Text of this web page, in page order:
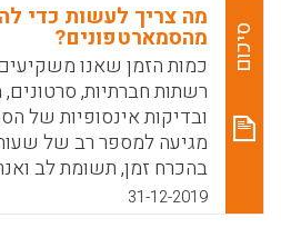
WhatsApp
X סיכום
מה צריך לעשות כדי
מהסמארטפונים?
כמות הזמן שאנו
רשתות חברתיות,
ובדיקות אינסופיות של
מגיעה למספר רב של
בהכרח זמן, תשומת לב
כמו עבודה ולימודים
והמורים בבית הספר.
31-12-2019